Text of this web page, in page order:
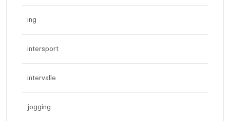
ing
intersport
intervalle
jogging